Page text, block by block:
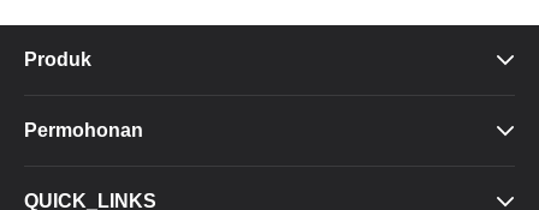
Produk 
Permohonan 
QUICK_LINKS 